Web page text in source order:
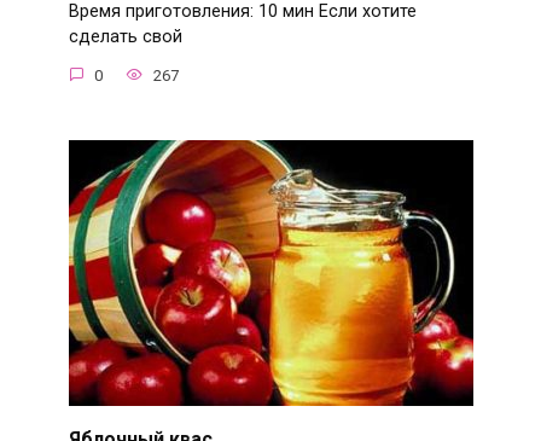
Время приготовления: 10 мин Если хотите
сделать свой
0 267